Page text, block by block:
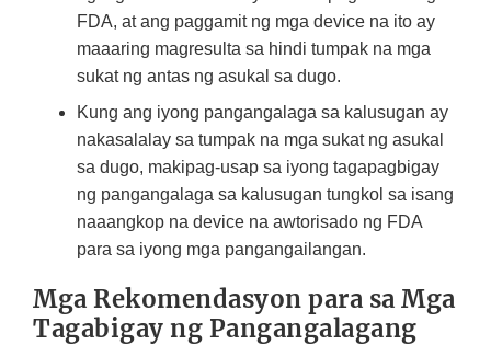
FDA, at ang paggamit ng mga device na ito ay
maaaring magresulta sa hindi tumpak na mga
sukat ng antas ng asukal sa dugo.
Kung ang iyong pangangalaga sa kalusugan ay
nakasalalay sa tumpak na mga sukat ng asukal
sa dugo, makipag-usap sa iyong tagapagbigay
ng pangangalaga sa kalusugan tungkol sa isang
naaangkop na device na awtorisado ng FDA
para sa iyong mga pangangailangan.
Mga Rekomendasyon para sa Mga
Tagabigay ng Pangangalagang